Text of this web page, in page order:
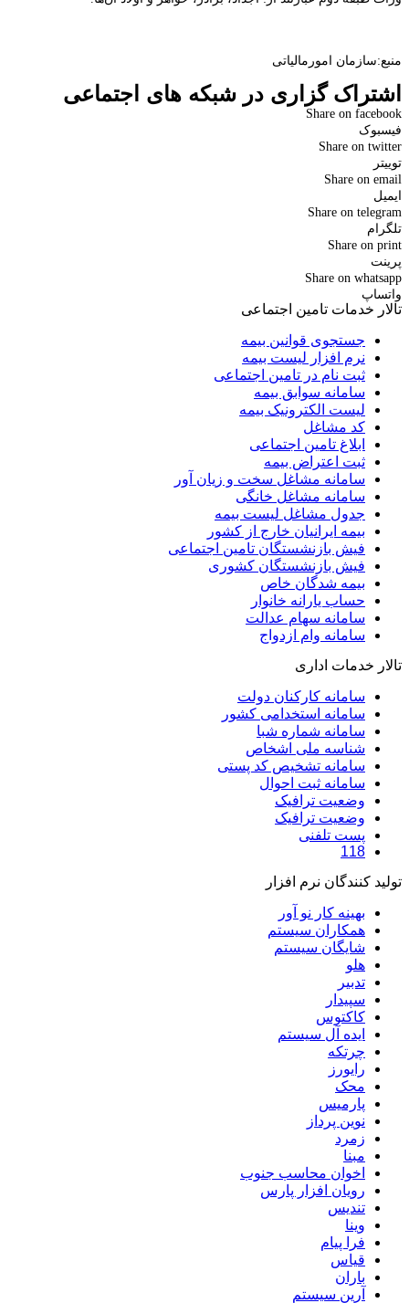
منبع:سازمان امورمالیاتی
اشتراک گزاری در شبکه های اجتماعی
Share on facebook
فیسبوک
Share on twitter
توییتر
Share on email
ایمیل
Share on telegram
تلگرام
Share on print
پرینت
Share on whatsapp
واتساپ
تالار خدمات تامین اجتماعی
جستجوی قوانین بیمه
نرم افزار لیست بیمه
ثبت نام در تامین اجتماعی
سامانه سوابق بیمه
لیست الکترونیک بیمه
کد مشاغل
ابلاغ تامین اجتماعی
ثبت اعتراض بیمه
سامانه مشاغل سخت و زیان آور
سامانه مشاغل خانگی
جدول مشاغل لیست بیمه
بیمه ایرانیان خارج از کشور
فیش بازنشستگان تامین اجتماعی
فیش بازنشستگان کشوری
بیمه شدگان خاص
حساب یارانه خانوار
سامانه سهام عدالت
سامانه وام ازدواج
تالار خدمات اداری
سامانه کارکنان دولت
سامانه استخدامی کشور
سامانه شماره شبا
شناسه ملی اشخاص
سامانه تشخیص کد پستی
سامانه ثبت احوال
وضعیت ترافیک
وضعیت ترافیک
پست تلفنی
118
تولید کنندگان نرم افزار
بهینه کار نو آور
همکاران سیستم
شایگان سیستم
هلو
تدبیر
سپیدار
کاکتوس
ایده آل سیستم
چرتکه
رایورز
محک
پارمیس
نوین پرداز
زمرد
مبنا
اخوان محاسب جنوب
رویان افزار پارس
تندیس
وینا
فرا پیام
قیاس
باران
آرین سیستم